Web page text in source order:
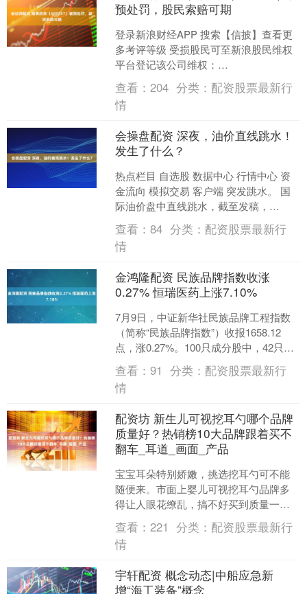
预处罚，股民索赔可期
登录新浪财经APP 搜索【信披】查看更
多考评等级 受损股民可至新浪股民维权
平台登记该公司维权：
http://wq.finance.sina.com.cn/ 关注....
查看：204 分类： 配资股票最新行
情
会操盘配资 深夜，油价直线跳水！
发生了什么？
热点栏目 自选股 数据中心 行情中心 资
金流向 模拟交易 客户端 突发跳水。 国
际油价盘中直线跳水，截至发稿，
NYMEX WTI原油跌超2%，ICE布油跌近
2%....
查看：84 分类： 配资股票最新行
情
金鸿隆配资 民族品牌指数收涨
0.27% 恒瑞医药上涨7.10%
7月9日，中证新华社民族品牌工程指数
（简称“民族品牌指数”）收报1658.12
点，涨0.27%。100只成分股中，42只上
涨、2只平盘、56只下跌。其中，恒瑞
医....
查看：91 分类： 配资股票最新行
情
配资坊 新生儿可视挖耳勺哪个品牌
质量好？热销榜10大品牌跟着买不
翻车_耳道_画面_产品
宝宝耳朵特别娇嫩，挑选挖耳勺可不能
随便来。市面上婴儿可视挖耳勺品牌多
得让人眼花缭乱，搞不好买到质量一般
的还容易伤害娃娃耳朵。这次帮大家整
理了2025年销量和口碑....
查看：221 分类： 配资股票最新行
情
宇轩配资 概念动态|中船应急新
增“海工装备”概念